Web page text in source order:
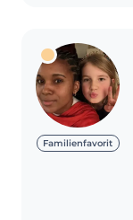
Familienfavorit